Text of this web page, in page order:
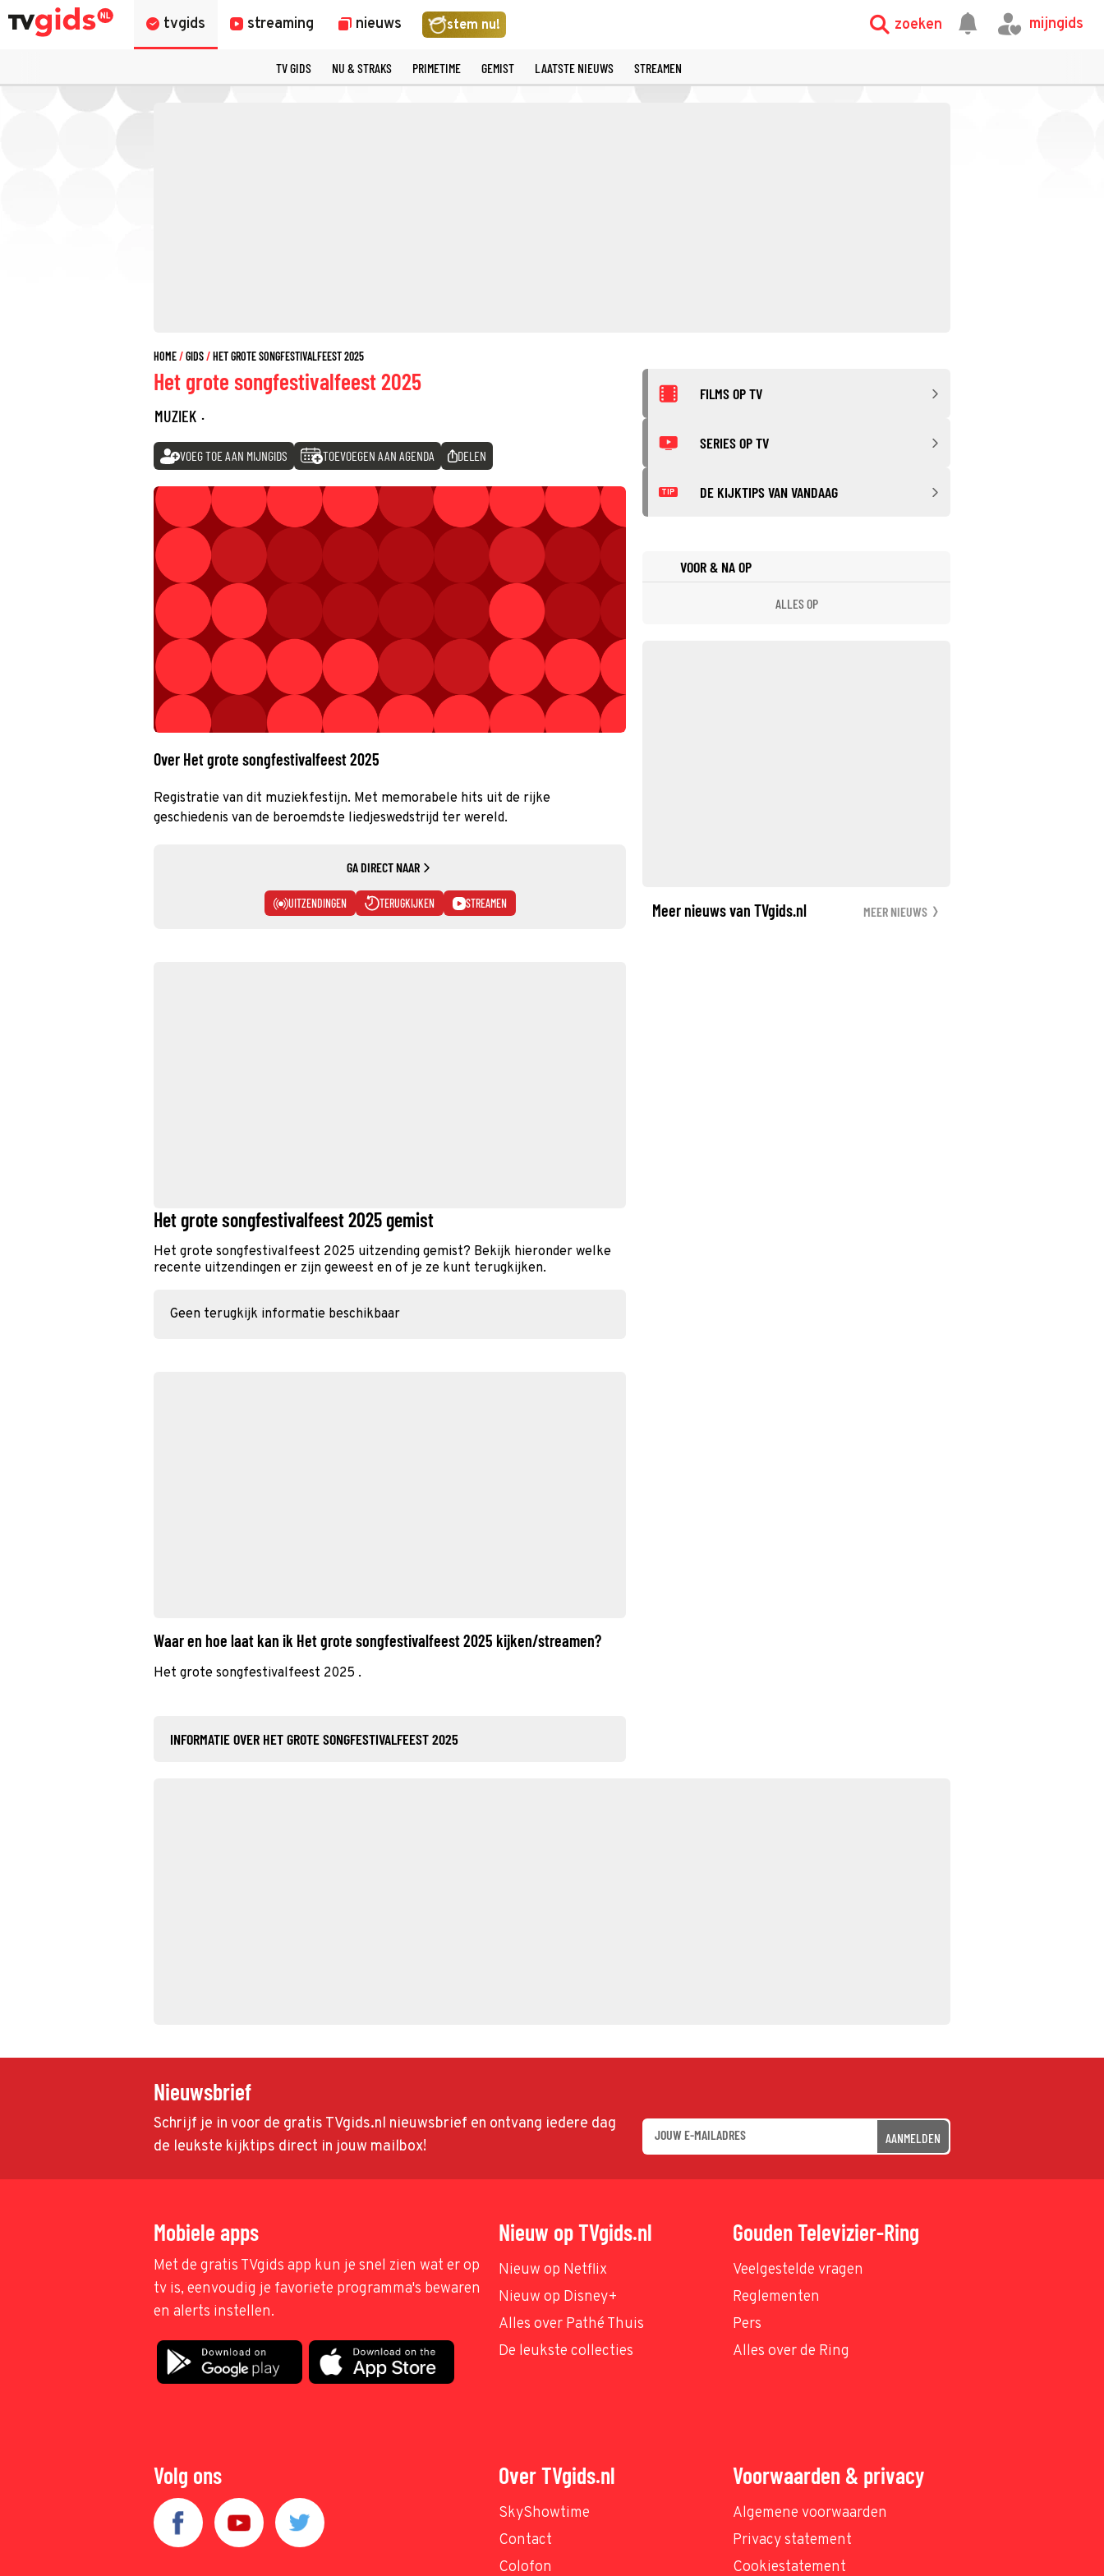
tvgids streaming nieuws stem nu! zoeken mijngids
TV GIDS NU & STRAKS PRIMETIME GEMIST LAATSTE NIEUWS STREAMEN
HOME GIDS HET GROTE SONGFESTIVALFEEST 2025
Het grote songfestivalfeest 2025
MUZIEK ·
VOEG TOE AAN MIJNGIDS TOEVOEGEN AAN AGENDA DELEN
Over Het grote songfestivalfeest 2025
Registratie van dit muziekfestijn. Met memorabele hits uit de rijke
geschiedenis van de beroemdste liedjeswedstrijd ter wereld.
GA DIRECT NAAR
UITZENDINGEN TERUGKIJKEN STREAMEN
Het grote songfestivalfeest 2025 gemist
Het grote songfestivalfeest 2025 uitzending gemist? Bekijk hieronder welke
recente uitzendingen er zijn geweest en of je ze kunt terugkijken.
Geen terugkijk informatie beschikbaar
Waar en hoe laat kan ik Het grote songfestivalfeest 2025 kijken/streamen?
Het grote songfestivalfeest 2025 .
INFORMATIE OVER HET GROTE SONGFESTIVALFEEST 2025
FILMS OP TV
SERIES OP TV
TIP DE KIJKTIPS VAN VANDAAG
VOOR & NA OP
ALLES OP
Meer nieuws van TVgids.nl MEER NIEUWS
Nieuwsbrief
Schrijf je in voor de gratis TVgids.nl nieuwsbrief en ontvang iedere dag
de leukste kijktips direct in jouw mailbox!
AANMELDEN
Mobiele apps
Met de gratis TVgids app kun je snel zien wat er op
tv is, eenvoudig je favoriete programma's bewaren
en alerts instellen.
Nieuw op TVgids.nl
Nieuw op Netflix
Nieuw op Disney+
Alles over Pathé Thuis
De leukste collecties
Gouden Televizier-Ring
Veelgestelde vragen
Reglementen
Pers
Alles over de Ring
Volg ons Over TVgids.nl
SkyShowtime
Contact
Colofon
Voorwaarden & privacy
Algemene voorwaarden
Privacy statement
Cookiestatement